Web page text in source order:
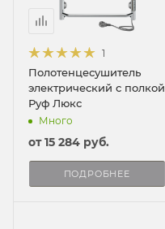
1
Полотенцесушитель
электрический с полкой
Руф Люкс
Много
от15 284 руб.
ПОДРОБНЕЕ